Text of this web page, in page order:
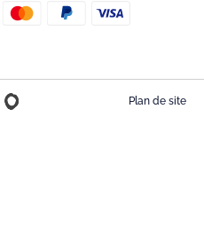
Plan de site